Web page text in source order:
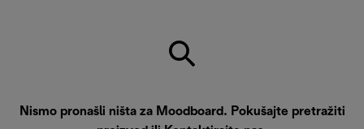
Nismo pronašli ništa za Moodboard. Pokušajte pretražiti